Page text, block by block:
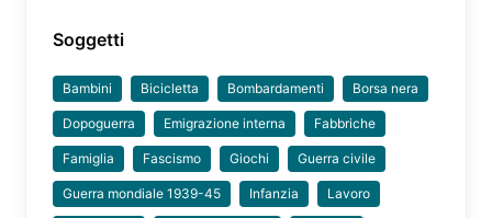
Soggetti
Bambini Bicicletta Bombardamenti Borsa nera
Dopoguerra Emigrazione interna Fabbriche
Famiglia Fascismo Giochi Guerra civile
Guerra mondiale 1939-45 Infanzia Lavoro